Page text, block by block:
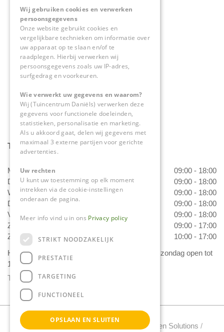
Tuincentrum Daniëls
Herkenbosserweg 4
6063 NL Vlodrop
0475-534298
info@tuincentrumdaniels.nl
Tuincentrum Daniëls
Maandag
09:00 - 18:00
Dinsdag
09:00 - 18:00
Woensdag
09:00 - 18:00
Donderdag
09:00 - 18:00
Vrijdag
09:00 - 18:00
Zaterdag
09:00 - 17:00
Zondag
10:00 - 17:00
Het 'Bloemetje van Daniëls' is van dinsdag t/m zondag open tot
17.00 uur!
Toon alle openingstijden
Tuincentrum Daniels Copyright 2022 /Green Solutions /
Wij gebruiken cookies en verwerken
persoonsgegevens
Onze website gebruikt cookies en
vergelijkbare technieken om informatie over
uw apparaat op te slaan en/of te
raadplegen. Hierbij verwerken wij
persoonsgegevens zoals uw IP-adres,
surfgedrag en voorkeuren.
Wie verwerkt uw gegevens en waarom?
Wij (Tuincentrum Daniëls) verwerken deze
gegevens voor functionele doeleinden,
statistieken, personalisatie en marketing.
Als u akkoord gaat, delen wij gegevens met
maximaal 3 externe partijen voor gerichte
advertenties.
Uw rechten
U kunt uw toestemming op elk moment
intrekken via de cookie-instellingen
onderaan de pagina.
Meer info vind u in ons Privacy policy
STRIKT NOODZAKELIJK
PRESTATIE
TARGETING
FUNCTIONEEL
OPSLAAN EN SLUITEN